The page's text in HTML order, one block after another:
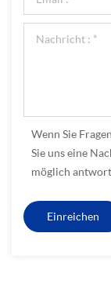
Wenn Sie
Sie uns eine
möglich